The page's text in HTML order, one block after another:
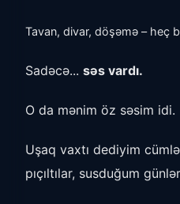
Tavan, divar, döşəmə – heç
Sadəcə... səs vardı.
O da mənim öz səsim idi.
Uşaq vaxtı dediyim
pıçıltılar, susduğum